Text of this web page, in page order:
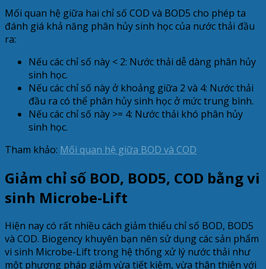
Mối quan hệ giữa hai chỉ số COD và BOD5 cho phép ta
đánh giá khả năng phân hủy sinh học của nước thải đầu
ra:
Nếu các chỉ số này < 2: Nước thải dễ dàng phân hủy
sinh học.
Nếu các chỉ số này ở khoảng giữa 2 và 4: Nước thải
đầu ra có thể phân hủy sinh học ở mức trung bình.
Nếu các chỉ số này >= 4: Nước thải khó phân hủy
sinh học.
Tham khảo: Mối quan hệ giữa BOD và COD
Giảm chỉ số BOD, BOD5, COD bằng vi
sinh Microbe-Lift
Hiện nay có rất nhiều cách giảm thiểu chỉ số BOD, BOD5
và COD. Biogency khuyên bạn nên sử dụng các sản phẩm
vi sinh Microbe-Lift trong hệ thống xử lý nước thải như
một phương pháp giảm vừa tiết kiệm, vừa thân thiện với